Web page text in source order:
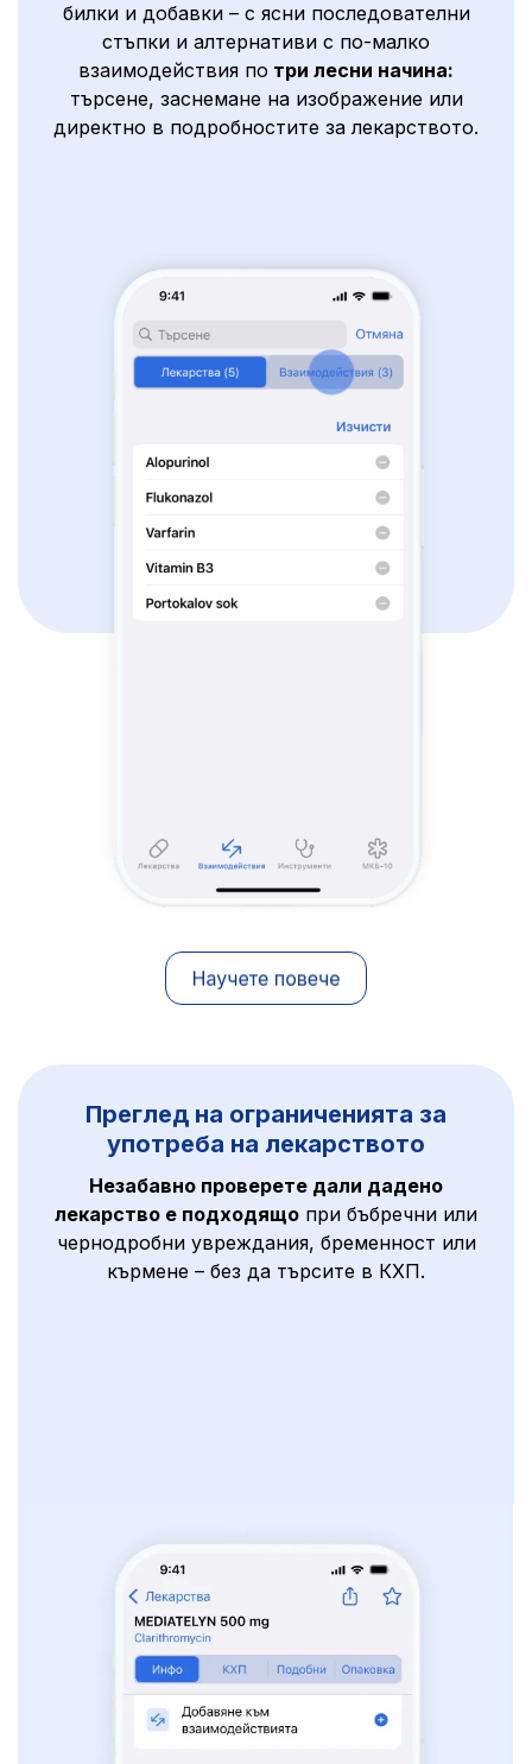
билки и добавки – с ясни последователни
стъпки и алтернативи с по-малко
взаимодействия по три лесни начина:
търсене, заснемане на изображение или
директно в подробностите за лекарството.
Преглед на ограниченията за
употреба на лекарството
Незабавно проверете дали дадено
лекарство е подходящо при бъбречни или
чернодробни увреждания, бременност или
кърмене – без да търсите в КХП.